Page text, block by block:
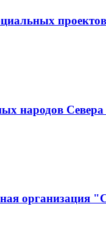
народов
организация